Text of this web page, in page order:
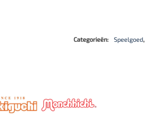
Categorieën:
Speelgoed,